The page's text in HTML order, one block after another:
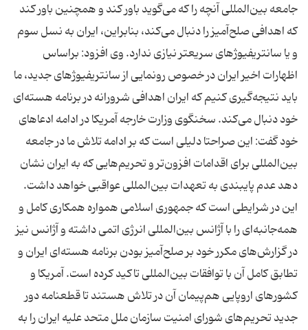
جامعه بین‌المللی آنچه را كه می‌گوید باور كند و همچنین باور كند
كه اهدافی صلح‌آمیز را دنبال می‌كند، بنابراین، ایران به نسل سوم
و یا سانتریفیوژهای سریعتر نیازی ندارد. وی افزود: براساس
اظهارات اخیر ایران در خصوص رونمایی از سانتریفیوژهای جدید، ما
باید نتیجه‌گیری كنیم كه ایران اهدافی شرورانه در برنامه هسته‌ای
خود دنبال می‌كند. سخنگوی وزارت خارجه آمریكا در ادامه ادعاهای
خود گفت: این صراحتا دلیلی است كه بر ادامه تلاش ما در جامعه
بین‌المللی برای اقدامات افزون‌تر و تحریم‌هایی كه به ایران نشان
دهد عدم پایبندی به تعهدات بین‌المللی عواقبی خواهد داشت.
این در شرایطی است كه جمهوری اسلامی همواره همكاری كامل و
همه‌جانبه‌ای را با آژانس بین‌المللی انرژی اتمی داشته و آژانس نیز
در گزارش‌های مكرر خود بر صلح‌آمیز بودن برنامه هسته‌ای ایران و
تطابق كامل آن با توافقات بین‌المللی تاكید كرده است. آمریكا و
كشورهای اروپایی هم‌پیمان آن در تلاش هستند تا قطعنامه دور
جدید تحریم‌های شورای امنیت سازمان ملل متحد علیه ایران را به